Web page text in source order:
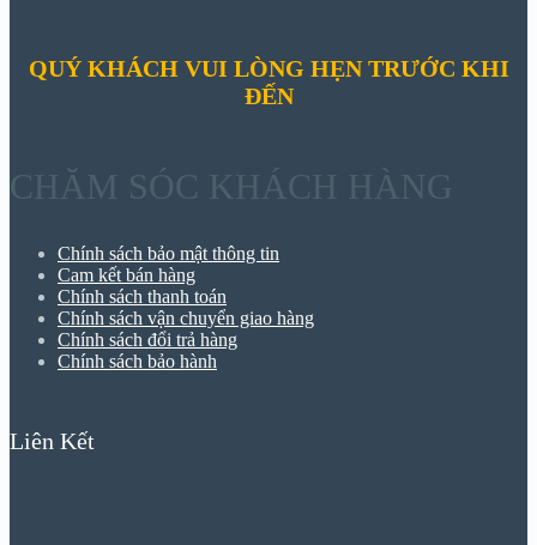
QUÝ KHÁCH VUI LÒNG HẸN TRƯỚC KHI
ĐẾN
CHĂM SÓC KHÁCH HÀNG
Chính sách bảo mật thông tin
Cam kết bán hàng
Chính sách thanh toán
Chính sách vận chuyển giao hàng
Chính sách đổi trả hàng
Chính sách bảo hành
Liên Kết